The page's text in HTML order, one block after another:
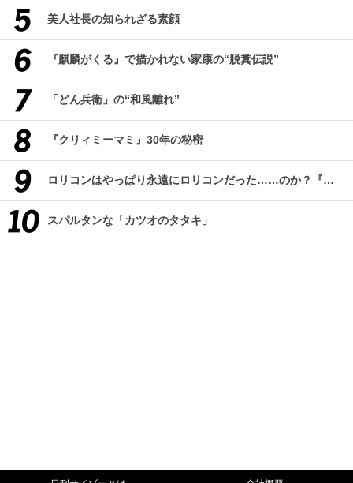
美人社長の知られざる素顔
『麒麟がくる』で描かれない家康の“脱糞伝説”
「どん兵衛」の“和風離れ”
『クリィミーマミ』30年の秘密
ロリコンはやっぱり永遠にロリコンだった……のか？『改訂版 ロリコン大全集』
スパルタンな「カツオのタタキ」